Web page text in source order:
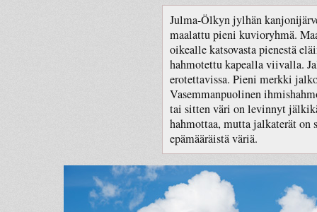
Julma-Ölkyn jylhän
maalattu pieni kuvioryhmä.
oikealle katsovasta pienestä
hahmotettu kapealla viivalla.
erotettavissa. Pieni merkki
Vasemmanpuolinen
tai sitten väri on levinnyt
hahmottaa, mutta jalkaterät on
epämääräistä väriä.